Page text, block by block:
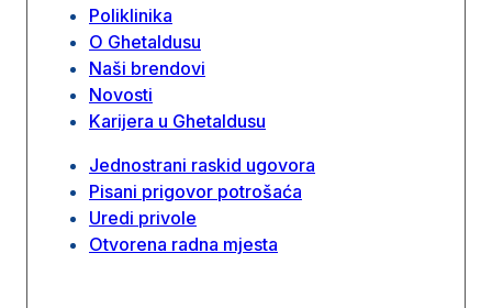
Poliklinika
O Ghetaldusu
Naši brendovi
Novosti
Karijera u Ghetaldusu
Jednostrani raskid ugovora
Pisani prigovor potrošaća
Uredi privole
Otvorena radna mjesta